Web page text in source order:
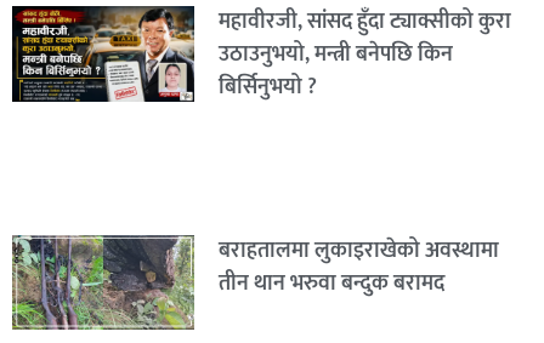
महावीरजी, सांसद हुँदा ट्याक्सीको कुरा
उठाउनुभयो, मन्त्री बनेपछि किन
बिर्सिनुभयो ?
बराहतालमा लुकाइराखेको अवस्थामा
तीन थान भरुवा बन्दुक बरामद